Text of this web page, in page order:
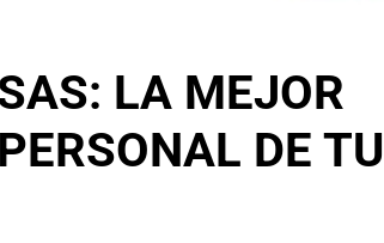
LA MEJOR
DE TU